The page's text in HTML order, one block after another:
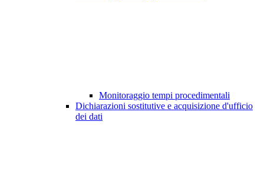
Monitoraggio tempi procedimentali
Dichiarazioni sostitutive e acquisizione d'ufficio
dei dati